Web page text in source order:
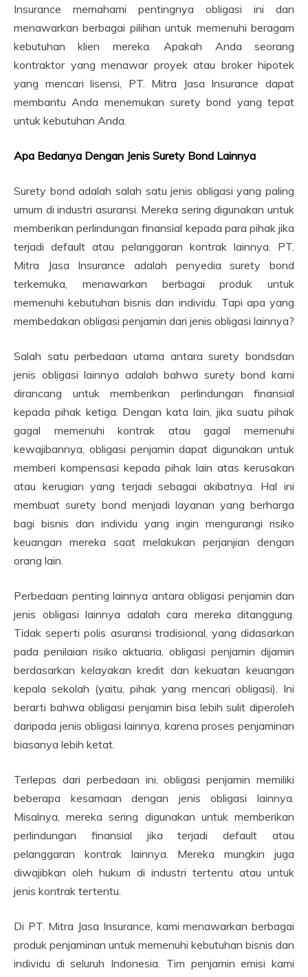
Insurance memahami pentingnya obligasi ini dan
menawarkan berbagai pilihan untuk memenuhi beragam
kebutuhan klien mereka. Apakah Anda seorang
kontraktor yang menawar proyek atau broker hipotek
yang mencari lisensi, PT. Mitra Jasa Insurance dapat
membantu Anda menemukan surety bond yang tepat
untuk kebutuhan Anda.
Apa Bedanya Dengan Jenis Surety Bond Lainnya
Surety bond adalah salah satu jenis obligasi yang paling
umum di industri asuransi. Mereka sering digunakan untuk
memberikan perlindungan finansial kepada para pihak jika
terjadi default atau pelanggaran kontrak lainnya. PT.
Mitra Jasa Insurance adalah penyedia surety bond
terkemuka, menawarkan berbagai produk untuk
memenuhi kebutuhan bisnis dan individu. Tapi apa yang
membedakan obligasi penjamin dari jenis obligasi lainnya?
Salah satu perbedaan utama antara surety bondsdan
jenis obligasi lainnya adalah bahwa surety bond kami
dirancang untuk memberikan perlindungan finansial
kepada pihak ketiga. Dengan kata lain, jika suatu pihak
gagal memenuhi kontrak atau gagal memenuhi
kewajibannya, obligasi penjamin dapat digunakan untuk
memberi kompensasi kepada pihak lain atas kerusakan
atau kerugian yang terjadi sebagai akibatnya. Hal ini
membuat surety bond menjadi layanan yang berharga
bagi bisnis dan individu yang ingin mengurangi risiko
keuangan mereka saat melakukan perjanjian dengan
orang lain.
Perbedaan penting lainnya antara obligasi penjamin dan
jenis obligasi lainnya adalah cara mereka ditanggung.
Tidak seperti polis asuransi tradisional, yang didasarkan
pada penilaian risiko aktuaria, obligasi penjamin dijamin
berdasarkan kelayakan kredit dan kekuatan keuangan
kepala sekolah (yaitu, pihak yang mencari obligasi). Ini
berarti bahwa obligasi penjamin bisa lebih sulit diperoleh
daripada jenis obligasi lainnya, karena proses penjaminan
biasanya lebih ketat.
Terlepas dari perbedaan ini, obligasi penjamin memiliki
beberapa kesamaan dengan jenis obligasi lainnya.
Misalnya, mereka sering digunakan untuk memberikan
perlindungan finansial jika terjadi default atau
pelanggaran kontrak lainnya. Mereka mungkin juga
diwajibkan oleh hukum di industri tertentu atau untuk
jenis kontrak tertentu.
Di PT. Mitra Jasa Insurance, kami menawarkan berbagai
produk penjaminan untuk memenuhi kebutuhan bisnis dan
individu di seluruh Indonesia. Tim penjamin emisi kami